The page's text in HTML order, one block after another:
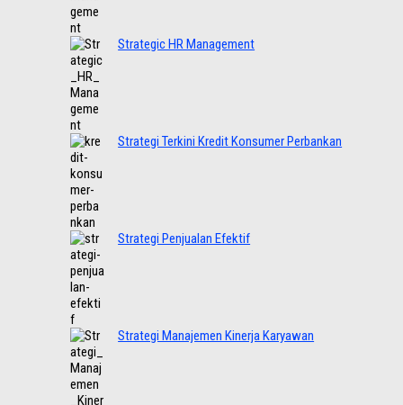
Strategic HR Management
Strategi Terkini Kredit Konsumer Perbankan
Strategi Penjualan Efektif
Strategi Manajemen Kinerja Karyawan